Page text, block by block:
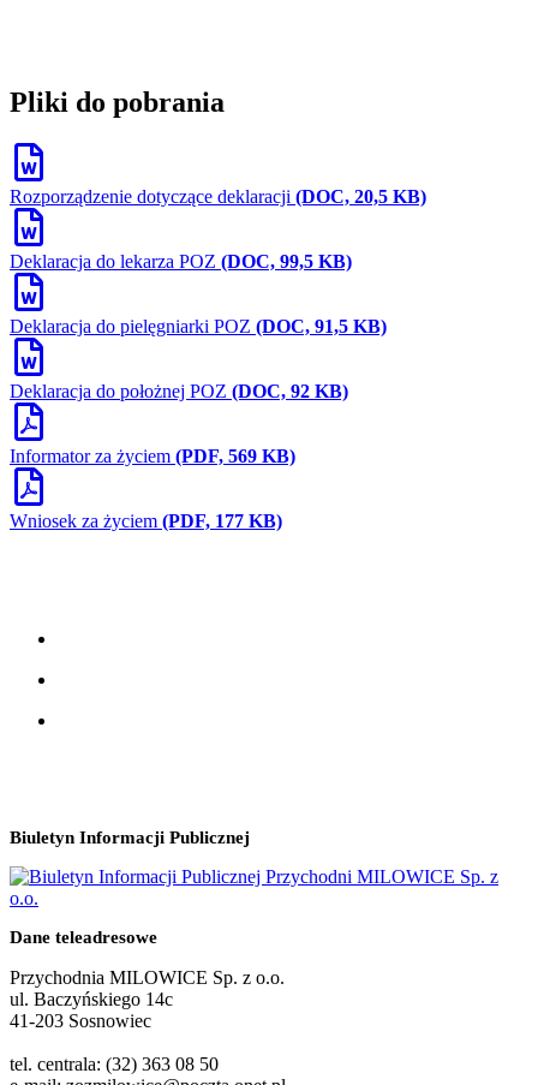
Pliki do pobrania
Rozporządzenie dotyczące deklaracji (DOC, 20,5 KB)
Deklaracja do lekarza POZ (DOC, 99,5 KB)
Deklaracja do pielęgniarki POZ (DOC, 91,5 KB)
Deklaracja do położnej POZ (DOC, 92 KB)
Informator za życiem (PDF, 569 KB)
Wniosek za życiem (PDF, 177 KB)
Biuletyn Informacji Publicznej
Dane teleadresowe
Przychodnia MILOWICE Sp. z o.o.
ul. Baczyńskiego 14c
41-203 Sosnowiec
tel. centrala: (32) 363 08 50